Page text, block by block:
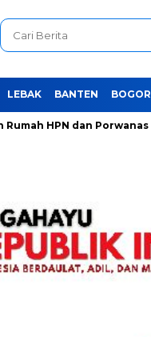
LEBAK BANTEN BOGOR
dan Porwanas 2027